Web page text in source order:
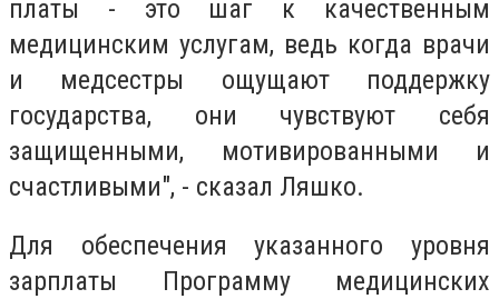
платы - это шаг к качественным
медицинским услугам, ведь когда врачи
и медсестры ощущают поддержку
государства, они чувствуют себя
защищенными, мотивированными и
счастливыми", - сказал Ляшко.
Для обеспечения указанного уровня
зарплаты Программу медицинских